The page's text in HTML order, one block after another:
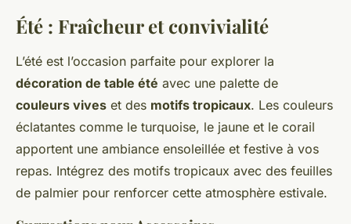
Été : Fraîcheur et convivialité
L’été est l’occasion parfaite pour explorer la
décoration de table été avec une palette de
couleurs vives et des motifs tropicaux. Les couleurs
éclatantes comme le turquoise, le jaune et le corail
apportent une ambiance ensoleillée et festive à vos
repas. Intégrez des motifs tropicaux avec des feuilles
de palmier pour renforcer cette atmosphère estivale.